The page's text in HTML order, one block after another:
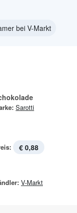
bei V-Markt
Sarotti
€ 0,88
V-Markt